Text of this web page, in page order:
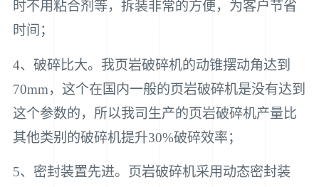
时不用粘合剂等，拆装非常的方便，为客户节省
时间；
4、破碎比大。我页岩破碎机的动锥摆动角达到
70mm，这个在国内一般的页岩破碎机是没有达到
这个参数的，所以我司生产的页岩破碎机产量比
其他类别的破碎机提升30%破碎效率；
5、密封装置先进。页岩破碎机采用动态密封装